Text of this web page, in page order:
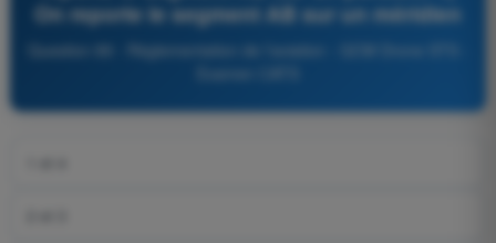
On reporte le segment AB sur un méridien